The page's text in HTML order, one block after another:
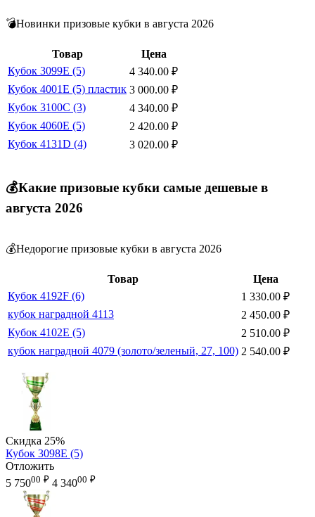
💣Новинки призовые кубки в августа 2026
Товар
Цена
Кубок 3099E (5)
4 340.00 ₽
Кубок 4001E (5) пластик 3 000.00 ₽
Кубок 3100C (3)
4 340.00 ₽
Кубок 4060E (5)
2 420.00 ₽
Кубок 4131D (4)
3 020.00 ₽
💰Какие призовые кубки самые дешевые в
августа 2026
💰Недорогие призовые кубки в августа 2026
Товар
Цена
Кубок 4192F (6)
1 330.00 ₽
кубок наградной 4113
2 450.00 ₽
Кубок 4102E (5)
2 510.00 ₽
кубок наградной 4079 (золото/зеленый, 27, 100) 2 540.00 ₽
Скидка 25%
Кубок 3098E (5)
Отложить
5 75000 ₽ 4 34000 ₽